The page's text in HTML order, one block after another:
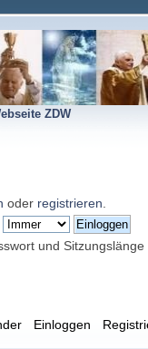
ZDW
oder registrieren
und Sitzungslänge
Einloggen